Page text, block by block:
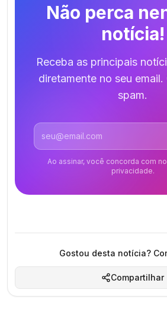
Não perca
notícia!
Receba as principais
diretamente no seu email.
spam.
Endereço de email
Ao assinar, você concorda com
privacidade.
Gostou desta notícia?
Compartilhar